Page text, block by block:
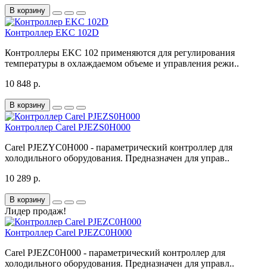
В корзину
Контроллер EKC 102D
Контроллеры EKC 102 применяются для регулирования
температуры в охлаждаемом объеме и управления режи..
10 848 р.
В корзину
Контроллер Carel PJEZS0H000
Carel PJEZYC0H000 - параметрический контроллер для
холодильного оборудования. Предназначен для управ..
10 289 р.
В корзину
Лидер продаж!
Контроллер Carel PJEZC0H000
Carel PJEZC0H000 - параметрический контроллер для
холодильного оборудования. Предназначен для управл..